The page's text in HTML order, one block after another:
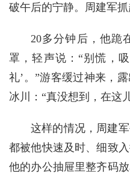
破午后的宁静。周建军抓
20多分钟后，他跪
罩，轻声说：“别慌，
礼’。”游客缓过神来，
冰川：“真没想到，在这
这样的情况，周建
都被他快速及时、细致
他的办公抽屉里整齐码